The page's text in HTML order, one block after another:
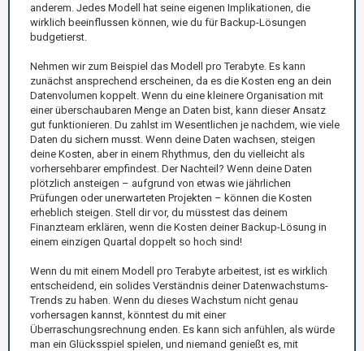
anderem. Jedes Modell hat seine eigenen Implikationen, die
wirklich beeinflussen können, wie du für Backup-Lösungen
budgetierst.
Nehmen wir zum Beispiel das Modell pro Terabyte. Es kann
zunächst ansprechend erscheinen, da es die Kosten eng an dein
Datenvolumen koppelt. Wenn du eine kleinere Organisation mit
einer überschaubaren Menge an Daten bist, kann dieser Ansatz
gut funktionieren. Du zahlst im Wesentlichen je nachdem, wie viele
Daten du sichern musst. Wenn deine Daten wachsen, steigen
deine Kosten, aber in einem Rhythmus, den du vielleicht als
vorhersehbarer empfindest. Der Nachteil? Wenn deine Daten
plötzlich ansteigen – aufgrund von etwas wie jährlichen
Prüfungen oder unerwarteten Projekten – können die Kosten
erheblich steigen. Stell dir vor, du müsstest das deinem
Finanzteam erklären, wenn die Kosten deiner Backup-Lösung in
einem einzigen Quartal doppelt so hoch sind!
Wenn du mit einem Modell pro Terabyte arbeitest, ist es wirklich
entscheidend, ein solides Verständnis deiner Datenwachstums-
Trends zu haben. Wenn du dieses Wachstum nicht genau
vorhersagen kannst, könntest du mit einer
Überraschungsrechnung enden. Es kann sich anfühlen, als würde
man ein Glücksspiel spielen, und niemand genießt es, mit